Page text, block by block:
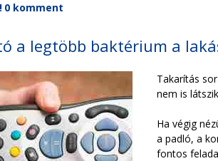
0 komment
a legtöbb baktérium a
Takarítás
nem is
Ha végig
a padló, a
fontos